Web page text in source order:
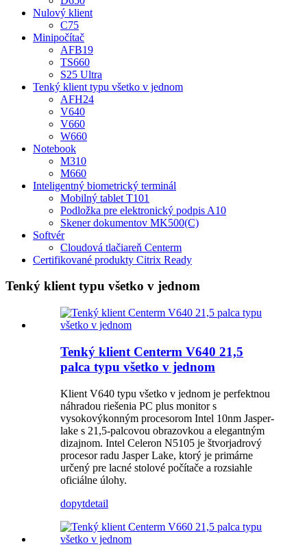
Nulový klient
C75
Minipočítač
AFB19
TS660
S25 Ultra
Tenký klient typu všetko v jednom
AFH24
V640
V660
W660
Notebook
M310
M660
Inteligentný biometrický terminál
Mobilný tablet T101
Podložka pre elektronický podpis A10
Skener dokumentov MK500(C)
Softvér
Cloudová tlačiareň Centerm
Certifikované produkty Citrix Ready
Tenký klient typu všetko v jednom
Tenký klient Centerm V640 21,5
palca typu všetko v jednom
Klient V640 typu všetko v jednom je perfektnou
náhradou riešenia PC plus monitor s
vysokovýkonným procesorom Intel 10nm Jasper-
lake s 21,5-palcovou obrazovkou a elegantným
dizajnom. Intel Celeron N5105 je štvorjadrový
procesor radu Jasper Lake, ktorý je primárne
určený pre lacné stolové počítače a rozsiahle
oficiálne úlohy.
dopytdetail